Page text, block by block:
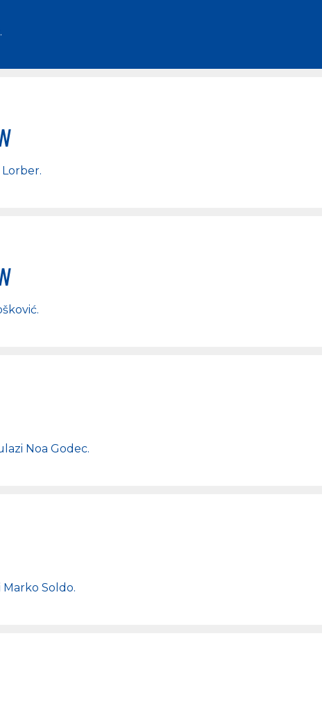
.
Lorber.
.
Noa Godec.
Marko Soldo.